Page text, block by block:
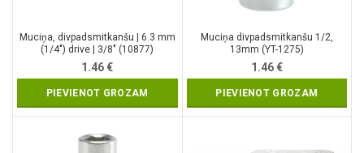
Muciņa, divpadsmitkanšu | 6.3 mm
(1/4″) drive | 3/8″ (10877)
1.46€
PIEVIENOT GROZAM
Muciņa divpadsmitkanšu 1/2,
13mm (YT-1275)
1.46€
PIEVIENOT GROZAM